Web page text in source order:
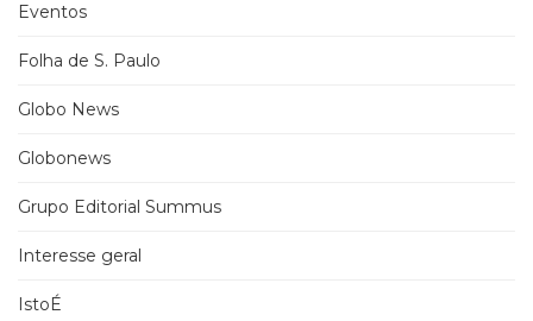
Eventos
Folha de S. Paulo
Globo News
Globonews
Grupo Editorial Summus
Interesse geral
IstoÉ